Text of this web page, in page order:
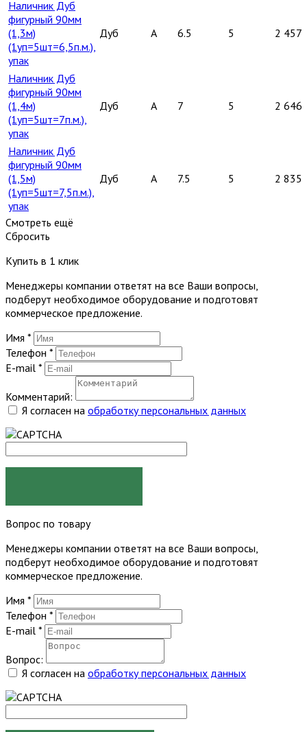
Наличник Дуб
фигурный 90мм
(1,3м)
(1уп=5шт=6,5п.м.),
упак
Дуб A 6.5 5 2 457
Наличник Дуб
фигурный 90мм
(1,4м)
(1уп=5шт=7п.м.),
упак
Дуб A 7 5 2 646
Наличник Дуб
фигурный 90мм
(1,5м)
(1уп=5шт=7,5п.м.),
упак
Дуб A 7.5 5 2 835
Смотреть ещё
Сбросить
Купить в 1 клик
Менеджеры компании ответят на все Ваши вопросы,
подберут необходимое оборудование и подготовят
коммерческое предложение.
Имя *
Телефон *
E-mail *
Комментарий:
Я согласен на обработку персональных данных
Вопрос по товару
Менеджеры компании ответят на все Ваши вопросы,
подберут необходимое оборудование и подготовят
коммерческое предложение.
Имя *
Телефон *
E-mail *
Вопрос:
Я согласен на обработку персональных данных